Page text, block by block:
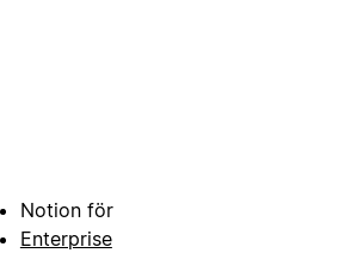
Notion för
Enterprise